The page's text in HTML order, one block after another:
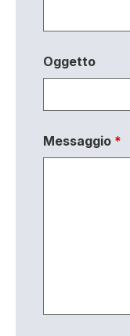
Oggetto
Messaggio *